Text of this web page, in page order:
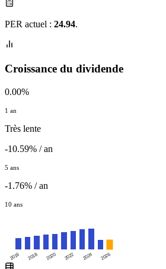
PER actuel : 24.94.
Croissance du dividende
0.00%
1 an
Très lente
-10.59% / an
5 ans
-1.76% / an
10 ans
2016 2018 2020 2022 2024 2026